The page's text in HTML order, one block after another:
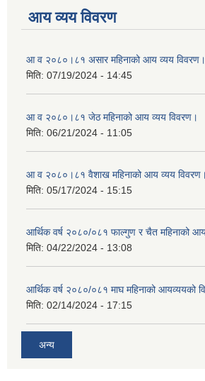
आय व्यय विवरण
आ व २०८०।८१ असार महिनाको आय व्यय विवरण।
मिति: 07/19/2024 - 14:45
आ व २०८०।८१ जेठ महिनाको आय व्यय विवरण।
मिति: 06/21/2024 - 11:05
आ व २०८०।८१ वैशाख महिनाको आय व्यय विवरण।
मिति: 05/17/2024 - 15:15
आर्थिक वर्ष २०८०/०८१ फाल्गुण र चैत महिनाको
मिति: 04/22/2024 - 13:08
आर्थिक वर्ष २०८०/०८१ माघ महिनाको आयव्ययको
मिति: 02/14/2024 - 17:15
अन्य